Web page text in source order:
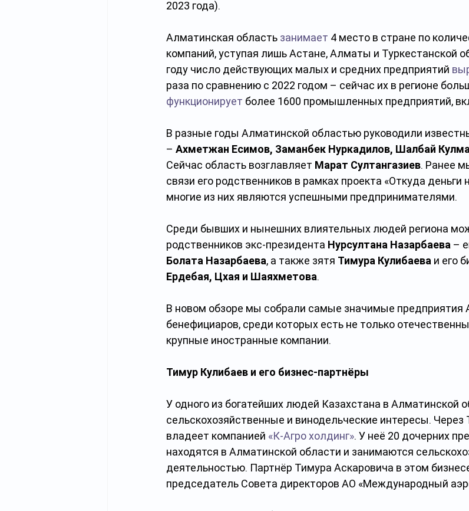
2023 года).
Алматинская область занимает 4 место в стране по
компаний, уступая лишь Астане, Алматы и Туркестанской
году число действующих малых и средних предприятий
раза по сравнению с 2022 годом – сейчас их в регионе
функционирует более 1600 промышленных предприятий,
В разные годы Алматинской областью руководили
– Ахметжан Есимов, Заманбек Нуркадилов, Шалбай
Сейчас область возглавляет Марат Султангазиев. Ранее
связи его родственников в рамках проекта «Откуда деньги
многие из них являются успешными предпринимателями.
Среди бывших и нынешних влиятельных людей региона
родственников экс-президента Нурсултана Назарбаева –
Болата Назарбаева, а также зятя Тимура Кулибаева и его
Ердебая, Цхая и Шаяхметова.
В новом обзоре мы собрали самые значимые предприятия
бенефициаров, среди которых есть не только
крупные иностранные компании.
Тимур Кулибаев и его бизнес-партнёры
У одного из богатейших людей Казахстана в Алматинской
сельскохозяйственные и винодельческие интересы.
владеет компанией «К-Агро холдинг». У неё 20 дочерних
находятся в Алматинской области и занимаются
деятельностью. Партнёр Тимура Аскаровича в этом
председатель Совета директоров АО «Международный